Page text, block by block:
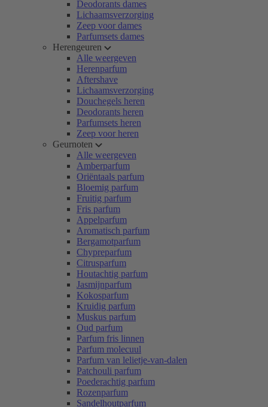
Deodorants dames
Lichaamsverzorging
Zeep voor dames
Parfumsets dames
Herengeuren
Alle weergeven
Herenparfum
Aftershave
Lichaamsverzorging
Douchegels heren
Deodorants heren
Parfumsets heren
Zeep voor heren
Geurnoten
Alle weergeven
Amberparfum
Oriëntaals parfum
Bloemig parfum
Fruitig parfum
Fris parfum
Appelparfum
Aromatisch parfum
Bergamotparfum
Chypreparfum
Citrusparfum
Houtachtig parfum
Jasmijnparfum
Kokosparfum
Kruidig parfum
Muskus parfum
Oud parfum
Parfum fris linnen
Parfum molecuul
Parfum van lelietje-van-dalen
Patchouli parfum
Poederachtig parfum
Rozenparfum
Sandelhoutparfum